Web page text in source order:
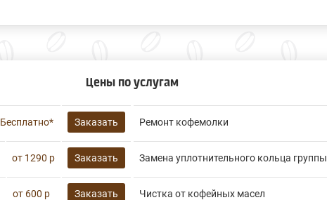
Цены по услугам
Бесплатно* Заказать Ремонт кофемолки
от 1290 р Заказать Замена уплотнительного кольца группы
от 600 р Заказать Чистка от кофейных масел